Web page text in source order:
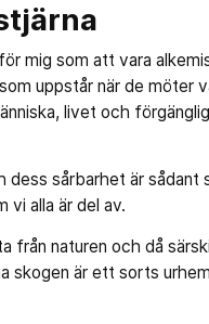
mig som att vara
uppstår när de möter
livet och
dess sårbarhet är
vi alla är del av.
från naturen och då
skogen är ett sorts